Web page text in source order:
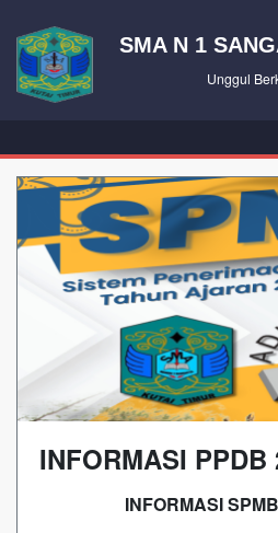
SMA N 1
Unggul
INFORMASI PPDB
INFORMASI